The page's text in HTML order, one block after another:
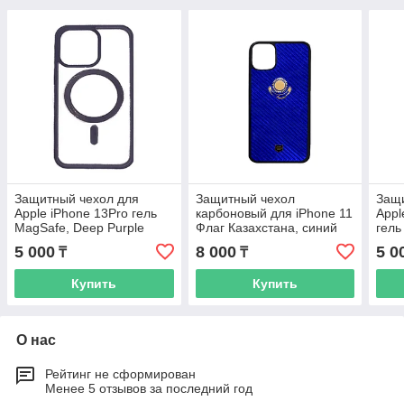
Защитный чехол для
Apple iPhone 13Pro гель
MagSafe, Deep Purple
5 000 ₸
Купить
Защитный чехол
карбоновый для iPhone 11
Флаг Казахстана, синий
8 000₸
Купить
5
О нас
Рейтинг не сформирован
Менее 5 отзывов за последний год